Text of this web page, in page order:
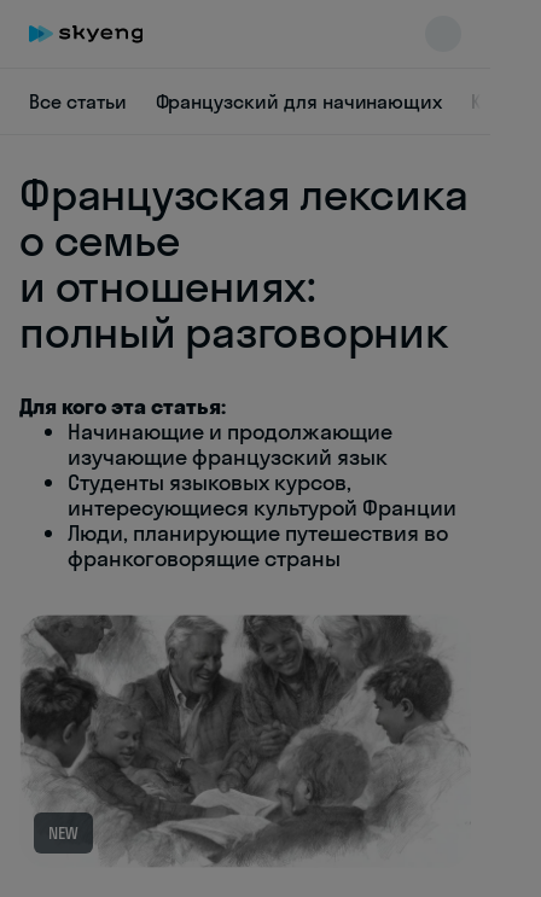
Все статьи Французский для начинающих
Французская лексика
о семье
и отношениях:
полный разговорник
Для кого эта статья:
Начинающие и продолжающие
изучающие французский язык
Студенты языковых курсов,
интересующиеся культурой Франции
Люди, планирующие путешествия во
франкоговорящие страны
NEW
Skyeng Chat
online